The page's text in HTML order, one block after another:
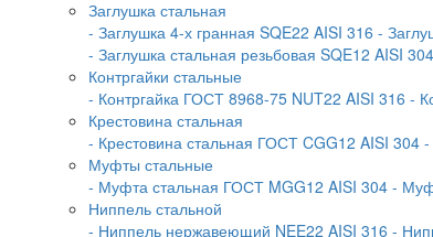
Заглушка стальная
- Заглушка 4-х гранная SQE22 AISI 316 -
- Заглушка стальная резьбовая SQE12 AISI 304
Контргайки стальные
- Контргайка ГОСТ 8968-75 NUT22 AISI 316 -
Крестовина стальная
- Крестовина стальная ГОСТ CGG12 AISI 304 -
Муфты стальные
- Муфта стальная ГОСТ MGG12 AISI 304 -
Ниппель стальной
- Ниппель нержавеющий NEE22 AISI 316 -